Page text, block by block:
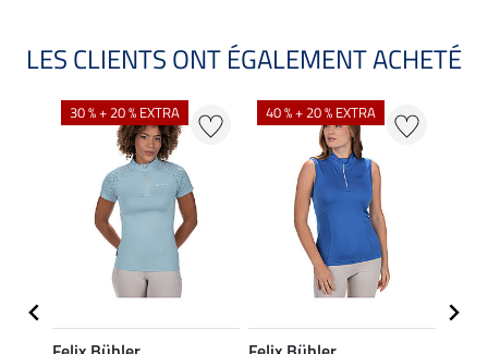
LES CLIENTS ONT ÉGALEMENT ACHETÉ
30 % + 20 % EXTRA 40 % + 20 % EXTRA